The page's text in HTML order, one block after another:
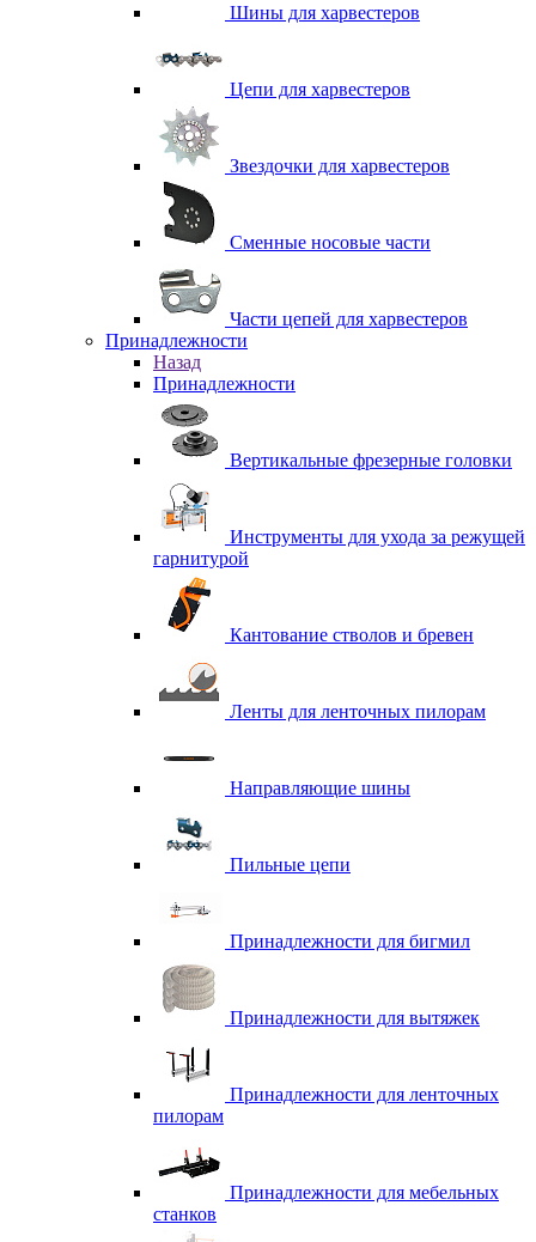
Шины для харвестеров
Цепи для харвестеров
Звездочки для харвестеров
Сменные носовые части
Части цепей для харвестеров
Принадлежности
Назад
Принадлежности
Вертикальные фрезерные головки
Инструменты для ухода за режущей
гарнитурой
Кантование стволов и бревен
Ленты для ленточных пилорам
Направляющие шины
Пильные цепи
Принадлежности для бигмил
Принадлежности для вытяжек
Принадлежности для ленточных
пилорам
Принадлежности для мебельных
станков